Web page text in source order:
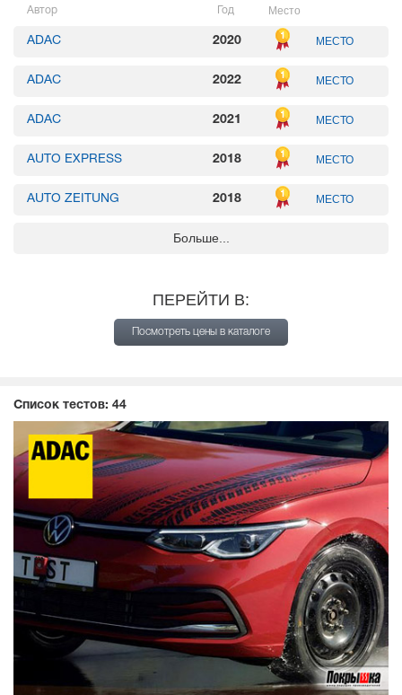
Автор Год Место
ADAC 2020 МЕСТО
ADAC 2022 МЕСТО
ADAC 2021 МЕСТО
AUTO EXPRESS 2018 МЕСТО
AUTO ZEITUNG 2018 МЕСТО
2019
2019
VI BILÄGARE 2022 МЕСТО
AUTO BILD 2017 МЕСТО
AUTO BILD 2020 МЕСТО
WHICH CAR 2020 МЕСТО
2020 МЕСТО
TCS 2020 МЕСТО
AL VOLANTE МЕСТО
Больше...
ПЕРЕЙТИ В:
Посмотреть цены в каталоге
Список тестов: 44